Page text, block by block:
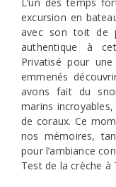
L’un des temps
excursion en
avec son toit de
authentique à
Privatisé pour
emmenés
avons fait du
marins
de coraux. Ce
nos mémoires,
pour l’ambiance
Test de la crèche